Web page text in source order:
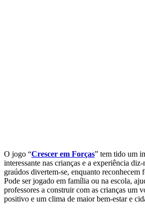
O jogo “Crescer em Forças” tem tido um
interessante nas crianças e a experiência
graúdos divertem-se, enquanto reconhecem
Pode ser jogado em família ou na escola,
professores a construir com as crianças um
positivo e um clima de maior bem-estar e